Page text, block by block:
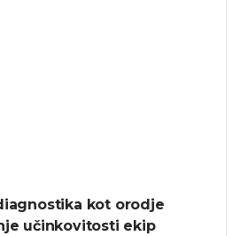
kot orodje
učinkovitosti ekip